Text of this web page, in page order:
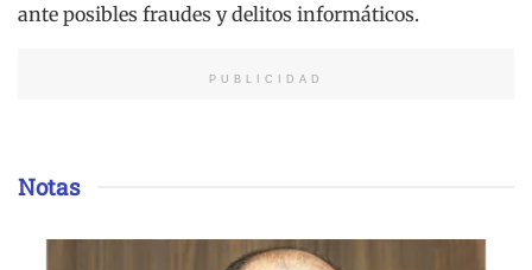
ante posibles fraudes y delitos informáticos.
PUBLICIDAD
Notas